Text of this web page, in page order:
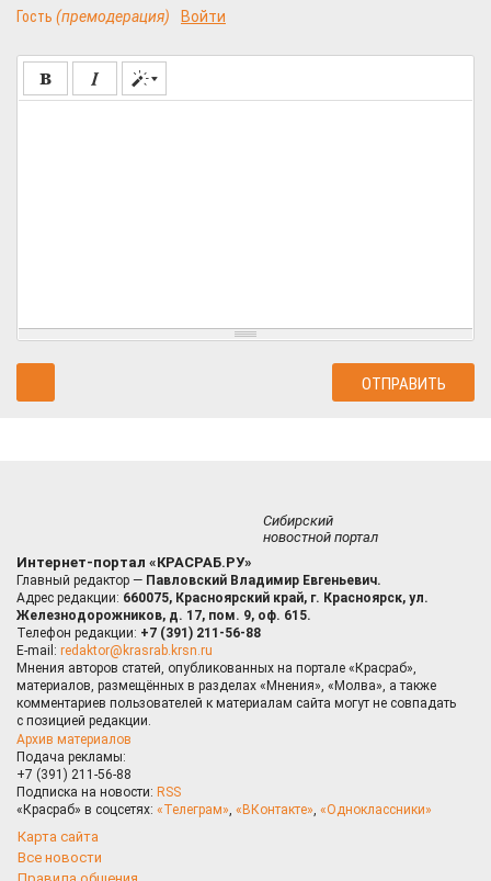
Гость (премодерация) Войти
Сибирский
новостной портал
Интернет-портал «КРАСРАБ.РУ»
Главный редактор — Павловский Владимир Евгеньевич.
Адрес редакции: 660075, Красноярский край, г. Красноярск, ул.
Железнодорожников, д. 17, пом. 9, оф. 615.
Телефон редакции: +7 (391) 211-56-88
E-mail: redaktor@krasrab.krsn.ru
Мнения авторов статей, опубликованных на портале «Красраб»,
материалов, размещённых в разделах «Мнения», «Молва», а также
комментариев пользователей к материалам сайта могут не совпадать
с позицией редакции.
Архив материалов
Подача рекламы:
+7 (391) 211-56-88
Подписка на новости: RSS
«Красраб» в соцсетях: «Телеграм», «ВКонтакте», «Одноклассники»
Карта сайта
Все новости